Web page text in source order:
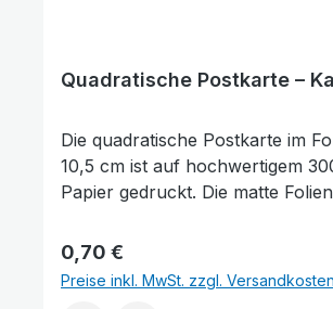
Quadratische Postkarte –
Die quadratische Postkarte im
10,5 cm ist auf hochwertigem
Papier gedruckt. Die matte
edle Optik und schützt gleichzeitig
Oberfläche. Auf der Vorderseite der
Postkarte befindet sich ein
Regulärer Preis:
0,70 €
Preise inkl. MwSt. zzgl. Versandkosten